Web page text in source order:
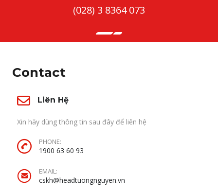
(028) 3 8364 073
Contact
Liên Hệ
Xin hãy dùng thông tin sau đây để liên hệ
PHONE:
1900 63 60 93
EMAIL:
cskh@headtuongnguyen.vn